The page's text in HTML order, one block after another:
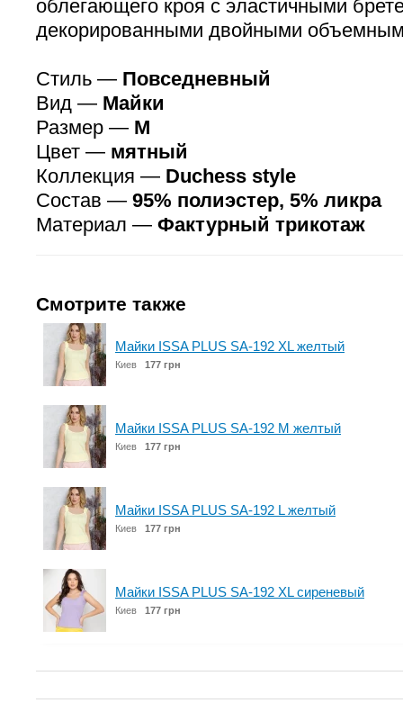
облегающего кроя с эластичными
декорированными двойными
Стиль — Повседневный
Вид — Майки
Размер — M
Цвет — мятный
Коллекция — Duchess style
Состав — 95% полиэстер, 5% ликра
Материал — Фактурный трикотаж
Смотрите также
Майки ISSA PLUS SA-192 XL желтый
Киев 177 грн
Майки ISSA PLUS SA-192 M желтый
Киев 177 грн
Майки ISSA PLUS SA-192 L желтый
Киев 177 грн
Майки ISSA PLUS SA-192 XL сиреневый
Киев 177 грн